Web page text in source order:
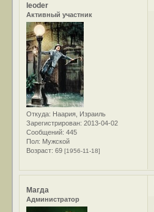
leoder
Активный участник
Откуда: Наария, Израиль
Зарегистрирован: 2013-04-02
Сообщений: 445
Пол: Мужской
Возраст: 69[1956-11-18]
Магда
Администратор